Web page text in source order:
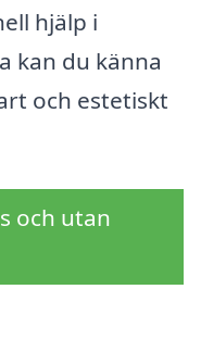
hjälp i
kan du känna
och estetiskt
och utan